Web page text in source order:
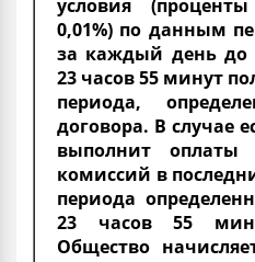
условия
0,01%) по данным
за каждый день до
23 часов 55 минут
периода,
договора. В случае
выполнит оплаты
комиссий в
периода
23 часов 55
Общество